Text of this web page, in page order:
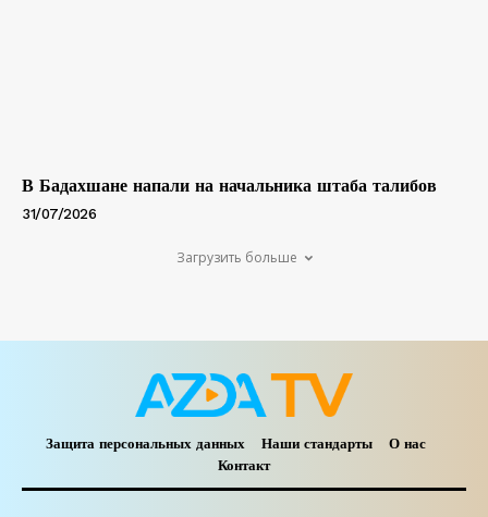
В Бадахшане напали на начальника штаба талибов
31/07/2026
Загрузить больше
Защита персональных данных Наши стандарты
О нас
Контакт